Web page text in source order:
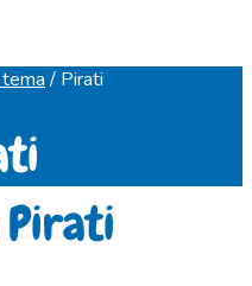
/ Pirati
Pirati